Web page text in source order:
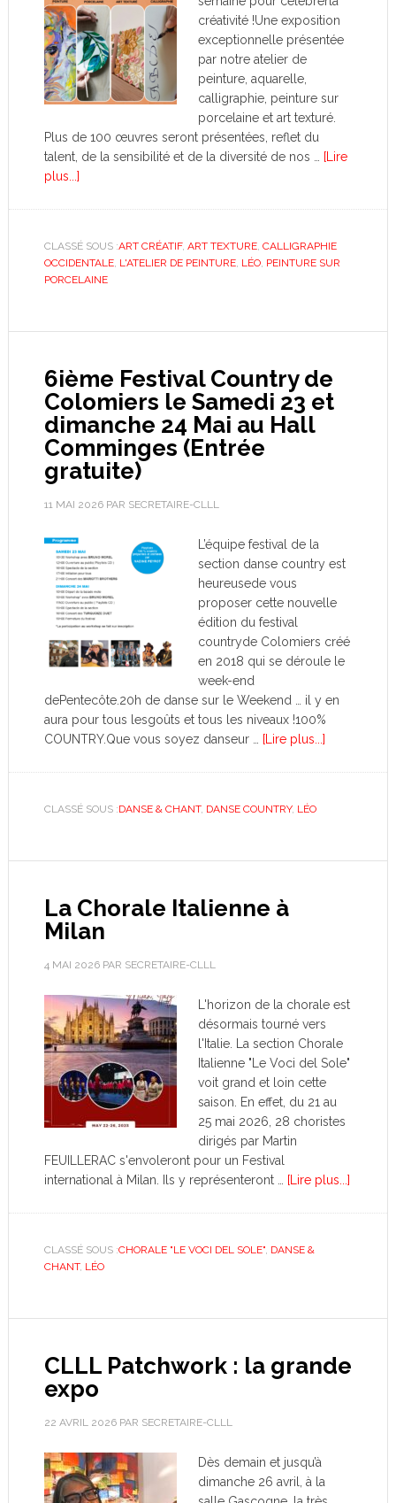
créativité !Une exposition
exceptionnelle présentée
par notre atelier de
peinture, aquarelle,
calligraphie, peinture sur
porcelaine et art texturé.
Plus de 100 œuvres seront présentées, reflet du
talent, de la sensibilité et de la diversité de nos …
[Lire
plus...]
CLASSÉ SOUS :ART CRÉATIF, ART TEXTURE, CALLIGRAPHIE
OCCIDENTALE, L'ATELIER DE PEINTURE, LÉO, PEINTURE SUR
PORCELAINE
6ième Festival Country de
Colomiers le Samedi 23 et
dimanche 24 Mai au Hall
Comminges (Entrée
gratuite)
11 MAI 2026PAR SECRETAIRE-CLLL
L’équipe festival de la
section danse country est
heureusede vous
proposer cette nouvelle
édition du festival
countryde Colomiers créé
en 2018 qui se déroule le
week-end
dePentecôte.20h de danse sur le Weekend … il y en
aura pour tous lesgoûts et tous les niveaux !100%
COUNTRY.Que vous soyez danseur …
[Lire plus...]
CLASSÉ SOUS :DANSE & CHANT, DANSE COUNTRY, LÉO
La Chorale Italienne à
Milan
4 MAI 2026PAR SECRETAIRE-CLLL
L'horizon de la chorale est
désormais tourné vers
l'Italie. La section Chorale
Italienne "Le Voci del Sole"
voit grand et loin cette
saison. En effet, du 21 au
25 mai 2026, 28 choristes
dirigés par Martin
FEUILLERAC s'envoleront pour un Festival
international à Milan. Ils y représenteront …
[Lire plus...]
CLASSÉ SOUS :CHORALE "LE VOCI DEL SOLE", DANSE &
CHANT, LÉO
CLLL Patchwork : la grande
expo
22 AVRIL 2026PAR SECRETAIRE-CLLL
Dès demain et jusqu’à
dimanche 26 avril, à la